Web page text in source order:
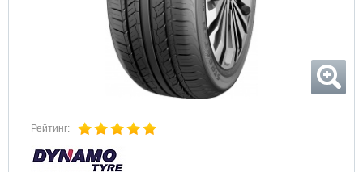
Рейтинг: